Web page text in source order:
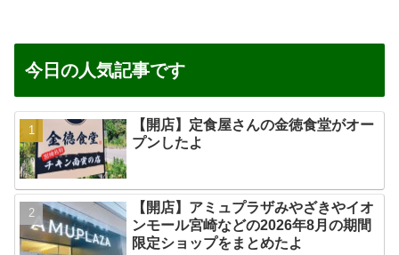
今日の人気記事です
【開店】定食屋さんの金徳食堂がオー
プンしたよ
【開店】アミュプラザみやざきやイオ
ンモール宮崎などの2026年8月の期間
限定ショップをまとめたよ